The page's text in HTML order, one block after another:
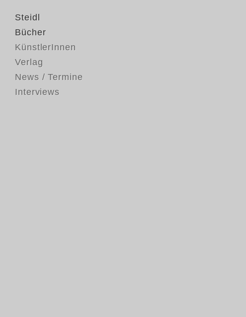
Steidl
Bücher
KünstlerInnen
Verlag
News / Termine
Interviews